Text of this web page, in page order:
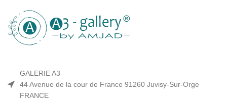
GALERIE A3
44 Avenue de la cour de France 91260 Juvisy-Sur-Orge
FRANCE